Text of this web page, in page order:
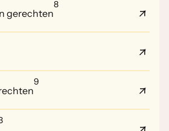
gerechten
8
9